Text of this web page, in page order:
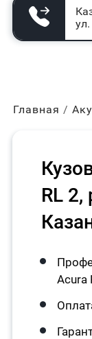
Главная
RL 2,
Acura